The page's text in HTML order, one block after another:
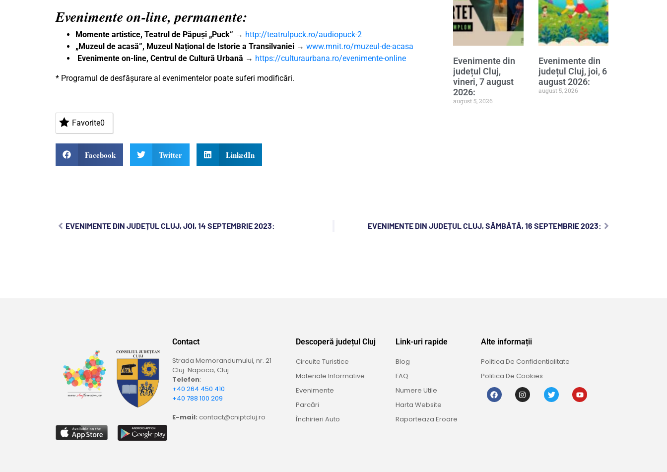
Evenimente on-line, permanente:
Momente artistice, Teatrul de Păpuși „Puck” → http://teatrulpuck.ro/audiopuck-2
„Muzeul de acasă”, Muzeul Național de Istorie a Transilvaniei → www.mnit.ro/muzeul-de-acasa
Evenimente on-line, Centrul de Cultură Urbană → https://culturaurbana.ro/evenimente-online
* Programul de desfășurare al evenimentelor poate suferi modificări.
Favorite0
Facebook Twitter LinkedIn
Evenimente din
județul Cluj,
vineri, 7 august
2026:
august 5, 2026
Evenimente din
județul Cluj, joi, 6
august 2026:
august 5, 2026
EVENIMENTE DIN JUDEȚUL CLUJ, JOI, 14 SEPTEMBRIE 2023: EVENIMENTE DIN JUDEȚUL CLUJ, SÂMBĂTĂ, 16 SEPTEMBRIE 2023:
Contact
Strada Memorandumului, nr. 21
Cluj-Napoca, Cluj
Telefon:
+40 264 450 410
+40 788 100 209
E-mail: contact@cniptcluj.ro
Descoperă județul Cluj
Circuite Turistice
Materiale Informative
Evenimente
Parcări
Închirieri Auto
Link-uri rapide
Blog
FAQ
Numere Utile
Harta Website
Raporteaza Eroare
Alte informații
Politica De Confidentialitate
Politica De Cookies